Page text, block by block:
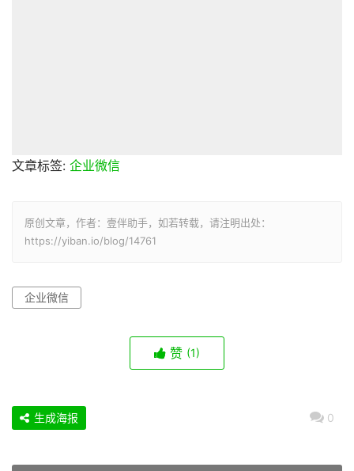
文章标签: 企业微信
原创文章，作者：壹伴助手，如若转载，请注明出处：
https://yiban.io/blog/14761
企业微信
赞 (1)
0
生成海报